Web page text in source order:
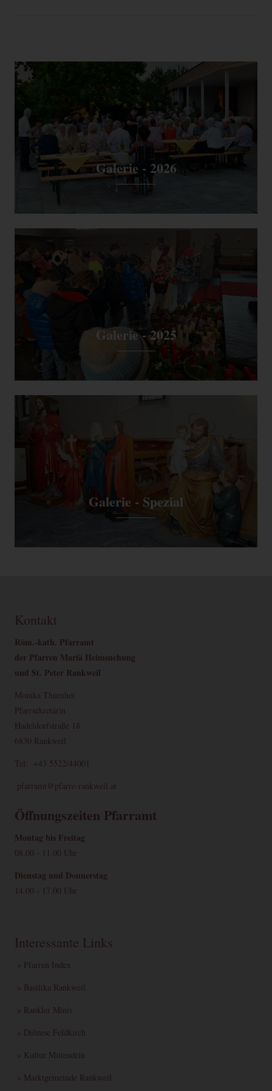
Galerie - 2026
Galerie - 2025
Galerie - Spezial
Kontakt
Röm.-kath. Pfarramt
der Pfarren Mariä Heimsuchung
und St. Peter Rankweil
Monika Thurnher
Pfarrsekretärin
Hadeldorfstraße 18
6830 Rankweil
Tel: +43 5522/44001
pfarramt@pfarre-rankweil.at
Öffnungszeiten Pfarramt
Montag bis Freitag
08.00 - 11.00 Uhr
Dienstag und Donnerstag
14.00 - 17.00 Uhr
Interessante Links
» Pfarren Index
» Basilika Rankweil
» Rankler Minis
» Diözese Feldkirch
» Kultur Mittendrin
» Marktgemeinde Rankweil